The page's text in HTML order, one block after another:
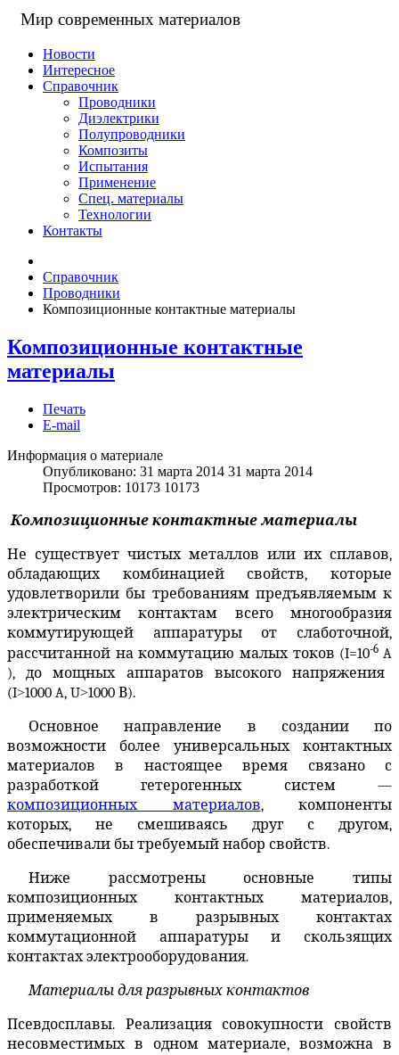
Мир современных материалов
Новости
Интересное
Справочник
Проводники
Диэлектрики
Полупроводники
Композиты
Испытания
Применение
Спец. материалы
Технологии
Контакты
Справочник
Проводники
Композиционные контактные материалы
Композиционные контактные
материалы
Печать
E-mail
Информация о материале
Опубликовано: 31 марта 2014 31 марта 2014
Просмотров: 10173 10173
Композиционные контактные материалы
Не существует чистых металлов или их сплавов,
обладающих комбинацией свойств, которые
удовлетворили бы требованиям предъявляемым к
электрическим контактам всего многообразия
коммутирующей аппаратуры от слаботочной,
рассчитанной на коммутацию малых токов (I=10-6 A
), до мощных аппаратов высокого напряжения
(I>1000 A, U>1000 В).
Основное направление в создании по
возможности более универсальных контактных
материалов в настоящее время связано с
разработкой гетерогенных систем —
композиционных материалов, компоненты
которых, не смешиваясь друг с другом,
обеспечивали бы требуемый набор свойств.
Ниже рассмотрены основные типы
композиционных контактных материалов,
применяемых в разрывных контактах
коммутационной аппаратуры и скользящих
контактах электрооборудования.
Материалы для разрывных контактов
Псевдосплавы. Реализация совокупности свойств
несовместимых в одном материале, возможна в